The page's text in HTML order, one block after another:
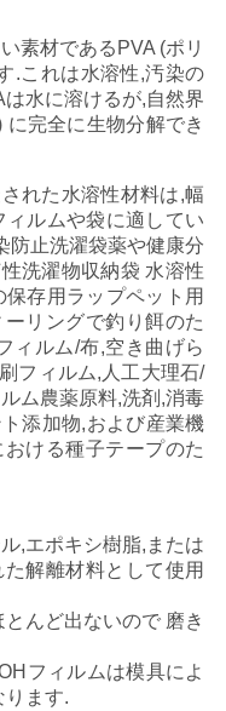
素材であるPVA (ポリ
.これは水溶性,汚染の
水に溶けるが,自然界
完全に生物分解でき
れた水溶性材料は,幅
ルムや袋に適してい
防止洗濯袋薬や健康分
洗濯物収納袋 水溶性
存用ラップペット用
リングで釣り餌のた
ィルム/布,空き曲げら
フィルム,人工大理石/
ム農薬原料,洗剤,消毒
添加物,および産業機
ける種子テープのた
,エポキシ樹脂,または
解離材料として使用
んど出ないので 磨き
フィルムは模具によ
ります.